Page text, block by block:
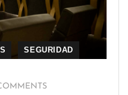
SEGURIDAD